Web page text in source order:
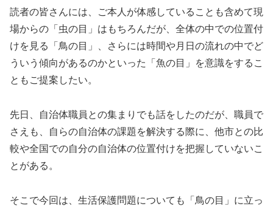
読者の皆さんには、ご本人が体感していることも含めて現
場からの「虫の目」はもちろんだが、全体の中での位置付
けを見る「鳥の目」、さらには時間や月日の流れの中でど
ういう傾向があるのかといった「魚の目」を意識をするこ
ともご提案したい。
先日、自治体職員との集まりでも話をしたのだが、職員で
さえも、自らの自治体の課題を解決する際に、他市との比
較や全国での自分の自治体の位置付けを把握していないこ
とがある。
そこで今回は、生活保護問題についても「鳥の目」に立っ